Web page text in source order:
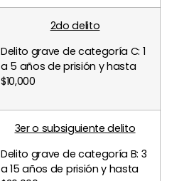
2do delito
Delito grave de categoría C: 1
a 5 años de prisión y hasta
$10,000
3er o subsiguiente delito
Delito grave de categoría B: 3
a 15 años de prisión y hasta